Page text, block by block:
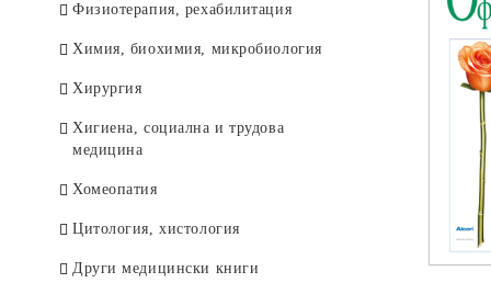
Физиотерапия, рехабилитация
Химия, биохимия, микробиология
Хирургия
Хигиена, социална и трудова
медицина
Хомеопатия
Цитология, хистология
Други медицински книги